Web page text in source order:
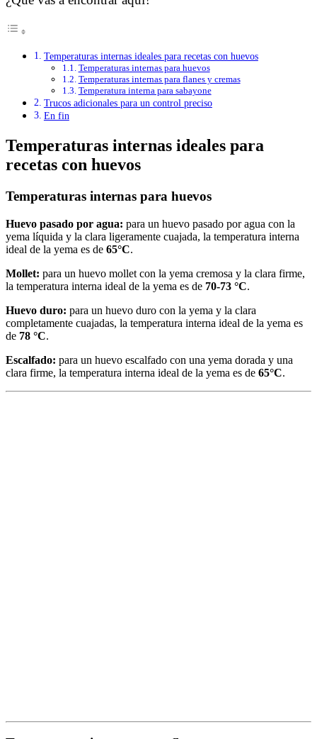
Temperaturas internas ideales para recetas con huevos
Temperaturas internas para huevos
Temperaturas internas para flanes y cremas
Temperatura interna para sabayone
Trucos adicionales para un control preciso
En fin
Temperaturas internas ideales para
recetas con huevos
Temperaturas internas para huevos
Huevo pasado por agua: para un huevo pasado por agua con la
yema líquida y la clara ligeramente cuajada, la temperatura interna
ideal de la yema es de 65°C.
Mollet: para un huevo mollet con la yema cremosa y la clara firme,
la temperatura interna ideal de la yema es de 70-73 °C.
Huevo duro: para un huevo duro con la yema y la clara
completamente cuajadas, la temperatura interna ideal de la yema es
de 78 °C.
Escalfado: para un huevo escalfado con una yema dorada y una
clara firme, la temperatura interna ideal de la yema es de 65°C.